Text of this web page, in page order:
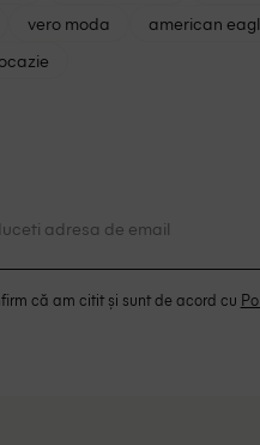
vero moda american
că am citit și sunt de acord cu